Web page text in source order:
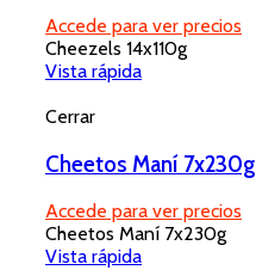
Accede para ver precios
Cheezels 14x110g
Vista rápida
Cerrar
Cheetos Maní 7x230g
Accede para ver precios
Cheetos Maní 7x230g
Vista rápida